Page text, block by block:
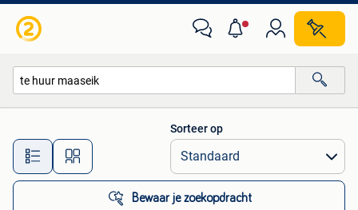
Alle afstanden…
Sorteer op
Bewaar je zoekopdracht